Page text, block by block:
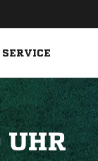
